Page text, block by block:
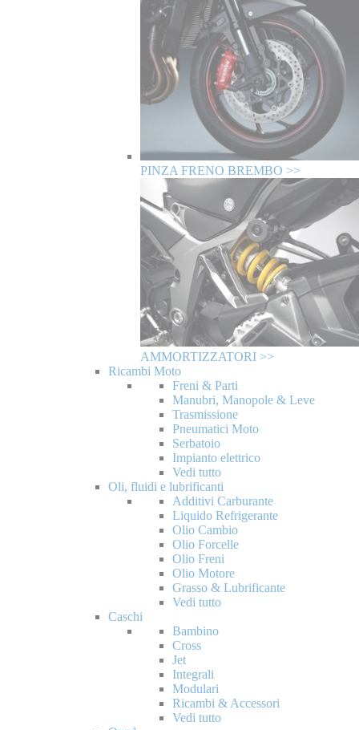
PINZA FRENO BREMBO >>
AMMORTIZZATORI >>
Ricambi Moto
Freni & Parti
Manubri, Manopole & Leve
Trasmissione
Pneumatici Moto
Serbatoio
Impianto elettrico
Vedi tutto
Oli, fluidi e lubrificanti
Additivi Carburante
Liquido Refrigerante
Olio Cambio
Olio Forcelle
Olio Freni
Olio Motore
Grasso & Lubrificante
Vedi tutto
Caschi
Bambino
Cross
Jet
Integrali
Modulari
Ricambi & Accessori
Vedi tutto